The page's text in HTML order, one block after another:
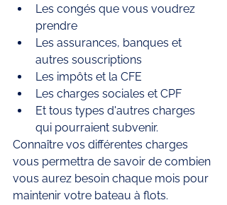
Les congés que vous voudrez
prendre
Les assurances, banques et
autres souscriptions
Les impôts et la CFE
Les charges sociales et CPF
Et tous types d'autres charges
qui pourraient subvenir.
Connaître vos différentes charges
vous permettra de savoir de combien
vous aurez besoin chaque mois pour
maintenir votre bateau à flots.